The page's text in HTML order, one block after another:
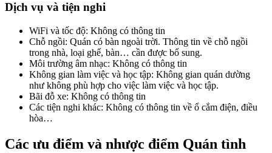
Dịch vụ và tiện nghi
WiFi và tốc độ: Không có thông tin
Chỗ ngồi: Quán có bàn ngoài trời. Thông tin về chỗ ngồi
trong nhà, loại ghế, bàn… cần được bổ sung.
Môi trường âm nhạc: Không có thông tin
Không gian làm việc và học tập: Không gian quán dường
như không phù hợp cho việc làm việc và học tập.
Bãi đỗ xe: Không có thông tin
Các tiện nghi khác: Không có thông tin về ổ cắm điện, điều
hòa…
Các ưu điểm và nhược điểm Quán tình